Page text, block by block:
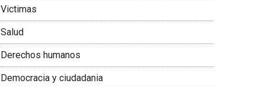
Victimas
Salud
Derechos humanos
Democracia y ciudadania